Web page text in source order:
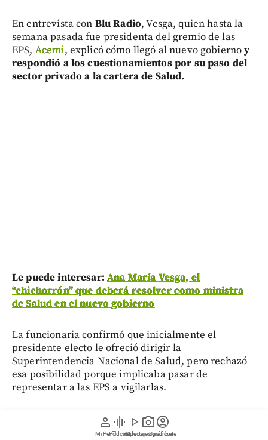
person
Mi Perfil
graphic_eq
Pódcast
play_arrow
Videos
photo_camera
Reportajes gráficos
account_circle
Suscríbete
En entrevista con Blu Radio, Vesga, quien hasta la
semana pasada fue presidenta del gremio de las
EPS, Acemi, explicó cómo llegó al nuevo gobiernoy
respondió a los cuestionamientos por su paso del
sector privado a la cartera de Salud.
Le puede interesar: Ana María Vesga, el
“chicharrón” que deberá resolver como ministra
de Salud en el nuevo gobierno
La funcionaria confirmó que inicialmente el
presidente electo le ofreció dirigir la
Superintendencia Nacional de Salud, pero rechazó
esa posibilidad porque implicaba pasar de
representar a las EPS a vigilarlas.
“Desde la Superintendencia Nacional de Salud
siendo inspector, vigilante y controlador de las